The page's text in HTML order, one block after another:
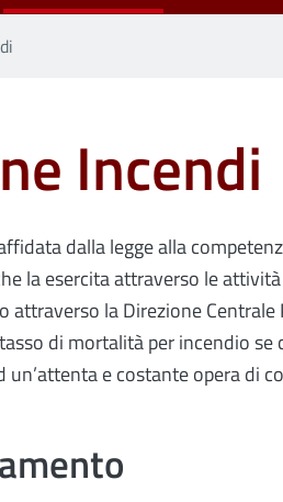
Incendi
dalla legge alla
la esercita attraverso le
la Direzione Centrale
di mortalità per incendio
un’attenta e costante opera di